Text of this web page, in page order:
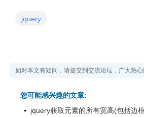
jquery
如对本文有疑问，请提交到交流论坛，广大热心
您可能感兴趣的文章:
jquery获取元素的所有宽高(包括边